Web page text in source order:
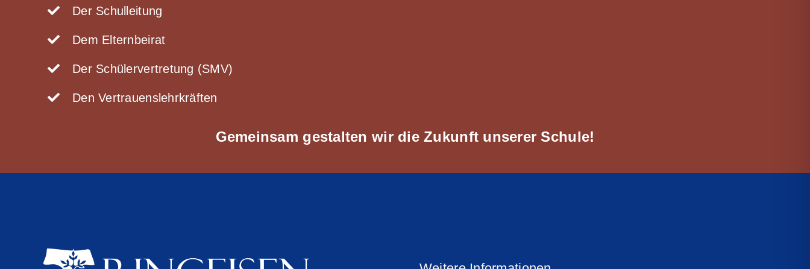
Der Schulleitung
Dem Elternbeirat
Der Schülervertretung (SMV)
Den Vertrauenslehrkräften
Gemeinsam gestalten wir die Zukunft unserer Schule!